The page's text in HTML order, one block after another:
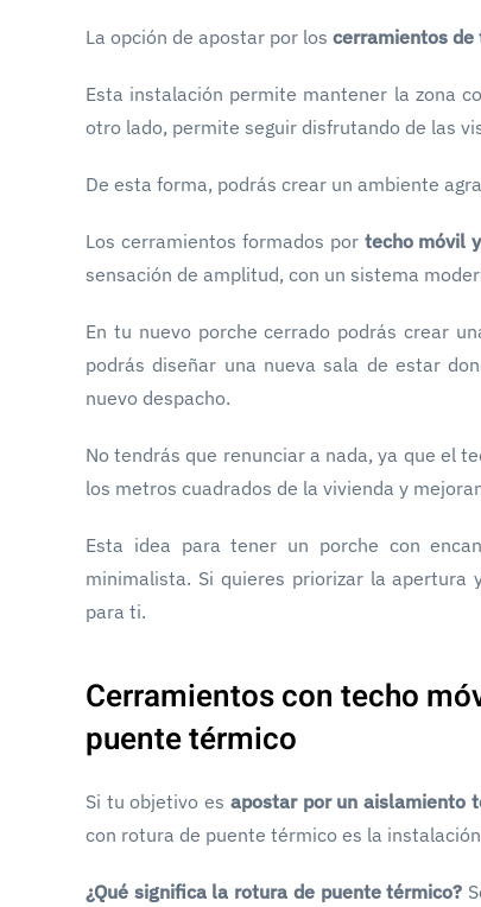
La opción de apostar por los cerramientos de
Esta instalación permite mantener la zona
otro lado, permite seguir disfrutando de las
De esta forma, podrás crear un ambiente
Los cerramientos formados por techo móvil
sensación de amplitud, con un sistema
En tu nuevo porche cerrado podrás crear
podrás diseñar una nueva sala de estar
nuevo despacho.
No tendrás que renunciar a nada, ya que el
los metros cuadrados de la vivienda y
Esta idea para tener un porche con
minimalista. Si quieres priorizar la
para ti.
Cerramientos con techo
puente térmico
Si tu objetivo es apostar por un aislamiento
con rotura de puente térmico es la
¿Qué significa la rotura de puente térmico?